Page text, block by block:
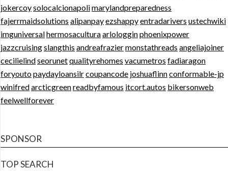
jokercoysolocalcionapolimarylandpreparedness
fajerrmaidsolutions alipanpayezshappyentradarivers ustechwiki
imguniversalhermosaculturaarlologginphoenixpower
jazzcruisingslangthis andreafraziermonstathreads angeliajoiner
cecilielindseorunetqualityrehomes vacumetros fadiaragon
foryoutopaydayloansilrcoupancode joshuaflinnconformable-jp
winifredarcticgreenreadbyfamous itcort.autos bikersonweb
feelwellforever
SPONSOR
TOP SEARCH